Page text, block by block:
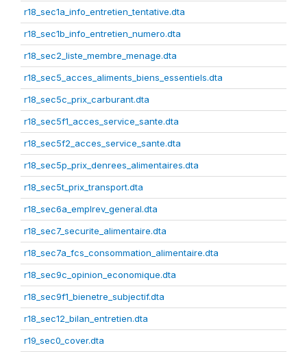
r18_sec1a_info_entretien_tentative.dta
r18_sec1b_info_entretien_numero.dta
r18_sec2_liste_membre_menage.dta
r18_sec5_acces_aliments_biens_essentiels.dta
r18_sec5c_prix_carburant.dta
r18_sec5f1_acces_service_sante.dta
r18_sec5f2_acces_service_sante.dta
r18_sec5p_prix_denrees_alimentaires.dta
r18_sec5t_prix_transport.dta
r18_sec6a_emplrev_general.dta
r18_sec7_securite_alimentaire.dta
r18_sec7a_fcs_consommation_alimentaire.dta
r18_sec9c_opinion_economique.dta
r18_sec9f1_bienetre_subjectif.dta
r18_sec12_bilan_entretien.dta
r19_sec0_cover.dta